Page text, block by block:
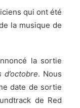
qui ont été
la musique de
la sortie
. Nous
date de sortie
de Red